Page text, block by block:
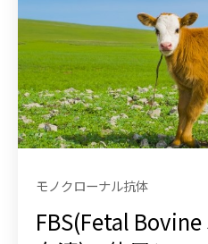
モノクローナル抗体
FBS(Fetal